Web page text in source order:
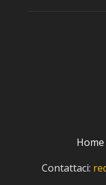
Home
Contattaci: